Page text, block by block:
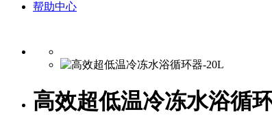
帮助中心
高效超低温冷冻水浴循